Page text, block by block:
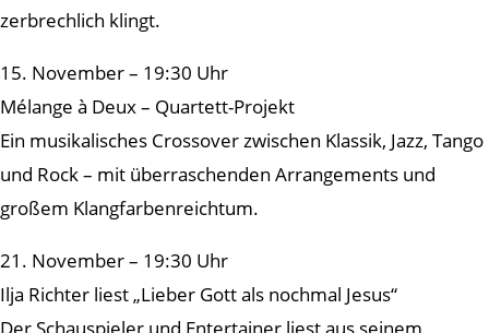
zerbrechlich klingt.
15. November – 19:30 Uhr
Mélange à Deux – Quartett-Projekt
Ein musikalisches Crossover zwischen Klassik, Jazz, Tango
und Rock – mit überraschenden Arrangements und
großem Klangfarbenreichtum.
21. November – 19:30 Uhr
Ilja Richter liest „Lieber Gott als nochmal Jesus“
Der Schauspieler und Entertainer liest aus seinem